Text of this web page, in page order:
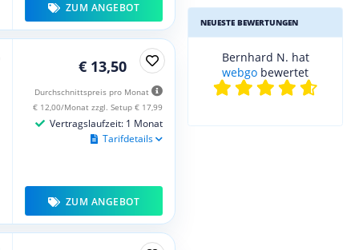
ZUM ANGEBOT
€ 13,50
Durchschnittspreis pro Monat
€ 12,00/Monat zzgl. Setup € 17,99
Vertragslaufzeit: 1 Monat
Tarifdetails
ZUM ANGEBOT
NEUESTE BEWERTUNGEN
Bernhard N. hat
webgo bewertet